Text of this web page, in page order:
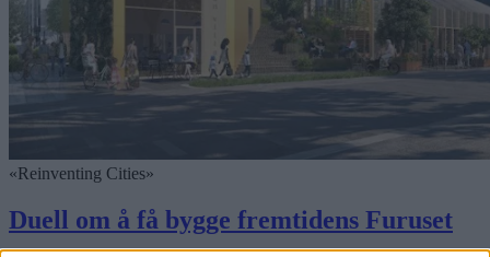
«Reinventing Cities»
Duell om å få bygge fremtidens Furuset